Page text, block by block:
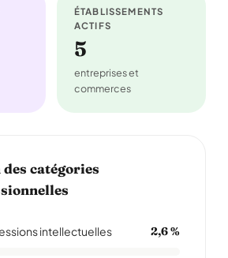
ÉTABLISSEMENTS
ACTIFS
5
entreprises et
commerces
catégories
intellectuelles 2,6 %